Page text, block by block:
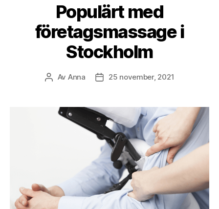
Populärt med
företagsmassage i
Stockholm
Inläggsförfattare
Av Anna Inläggsdatum
25 november, 2021